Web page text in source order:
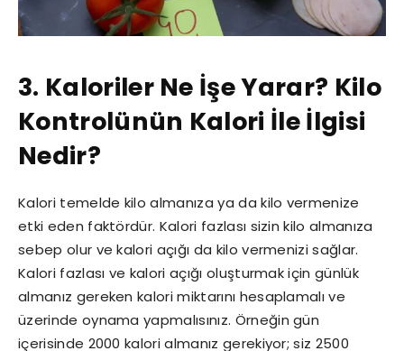
3. Kaloriler Ne İşe Yarar? Kilo
Kontrolünün Kalori İle İlgisi
Nedir?
Kalori temelde kilo almanıza ya da kilo vermenize
etki eden faktördür. Kalori fazlası sizin kilo almanıza
sebep olur ve kalori açığı da kilo vermenizi sağlar.
Kalori fazlası ve kalori açığı oluşturmak için günlük
almanız gereken kalori miktarını hesaplamalı ve
üzerinde oynama yapmalısınız. Örneğin gün
içerisinde 2000 kalori almanız gerekiyor; siz 2500